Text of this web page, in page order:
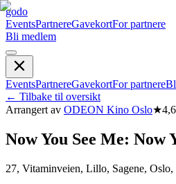
godo
EventsPartnereGavekortFor partnere
Bli medlem
EventsPartnereGavekortFor partnere
← Tilbake til oversikt
Arrangert av ODEON Kino Oslo★4,6
Now You See Me: Now
27, Vitaminveien, Lillo, Sagene,